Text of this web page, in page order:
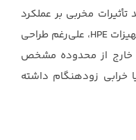
مخربی بر عملکرد
و طول عمر سرورها داشته باشد. تجهیزات HPE، علی‌رغم طراحی
خارج از محدوده مشخص
زودهنگام داشته